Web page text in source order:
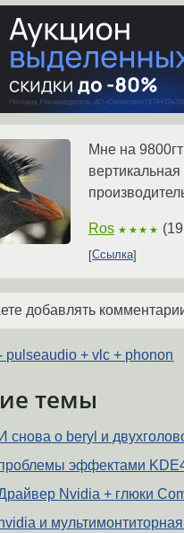
Мне на
Ros ★★★★ (
Ссылка
добавлять
pulseaudio + vlc + phonon
темы
И снова о beryl и
эффектами
Nvidia + глюки
и